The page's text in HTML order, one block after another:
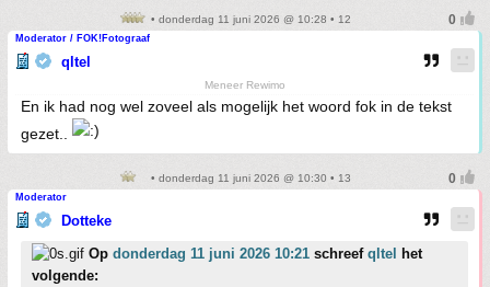
• donderdag 11 juni 2026 @ 10:28 • 12
Moderator / FOK!Fotograaf
qltel
Meneer Rewimo
En ik had nog wel zoveel als mogelijk het woord fok in de tekst
gezet..
• donderdag 11 juni 2026 @ 10:30 • 13
Moderator
Dotteke
Op donderdag 11 juni 2026 10:21 schreef qltel
het
volgende: